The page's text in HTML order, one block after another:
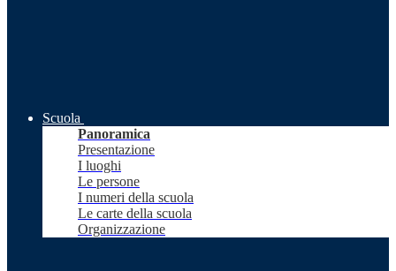
Scuola
Panoramica
Presentazione
I luoghi
Le persone
I numeri della scuola
Le carte della scuola
Organizzazione